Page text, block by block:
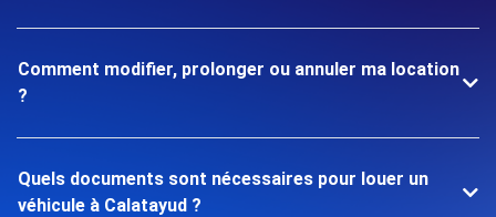
Comment modifier, prolonger ou annuler ma location
?
Quels documents sont nécessaires pour louer un
véhicule à Calatayud ?